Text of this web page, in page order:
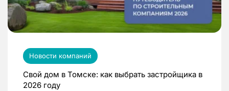
Новости компаний
Свой дом в Томске: как выбрать застройщика в
2026 году